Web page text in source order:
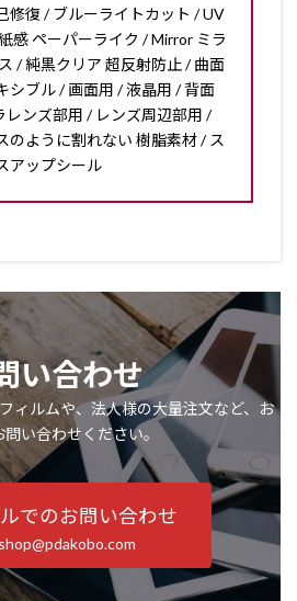
修復 / ブルーライトカット / UV
感 ペーパーライク / Mirror ミラ
/ 純黒クリア 超反射防止 / 曲面
シブル / 画面用 / 液晶用 / 背面
レンズ部用 / レンズ周辺部用 /
のように割れない 樹脂素材 / ス
アップシール
い合わせ
ィルムや、法人様の大量注文など、お
い合わせください。
でのお問い合わせ